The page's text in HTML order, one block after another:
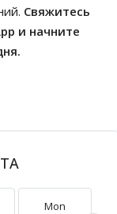
Свяжитесь
и начните
Mon